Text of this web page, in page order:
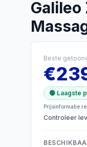
Beste
€
🟢 Laagste
Prijsinformatie
Controleer